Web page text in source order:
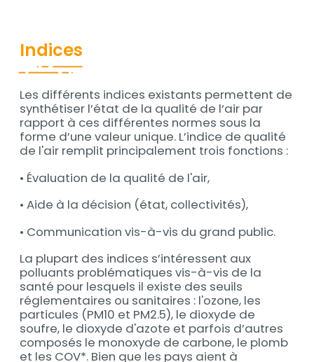
Indices
Contenu
Les différents indices existants permettent de
synthétiser l’état de la qualité de l‘air par
rapport à ces différentes normes sous la
forme d’une valeur unique. L’indice de qualité
de l'air remplit principalement trois fonctions :
• Évaluation de la qualité de l'air,
• Aide à la décision (état, collectivités),
• Communication vis-à-vis du grand public.
La plupart des indices s’intéressent aux
polluants problématiques vis-à-vis de la
santé pour lesquels il existe des seuils
réglementaires ou sanitaires : l'ozone, les
particules (PM10 et PM2.5), le dioxyde de
soufre, le dioxyde d'azote et parfois d’autres
composés le monoxyde de carbone, le plomb
et les COV*. Bien que les pays aient à